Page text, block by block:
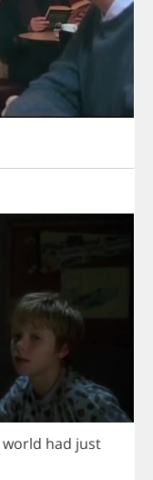
world had just